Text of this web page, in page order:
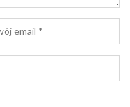
będzie wykazywał
czysty i zawiera
możemy użyć
proporcje.
dezynfekujące